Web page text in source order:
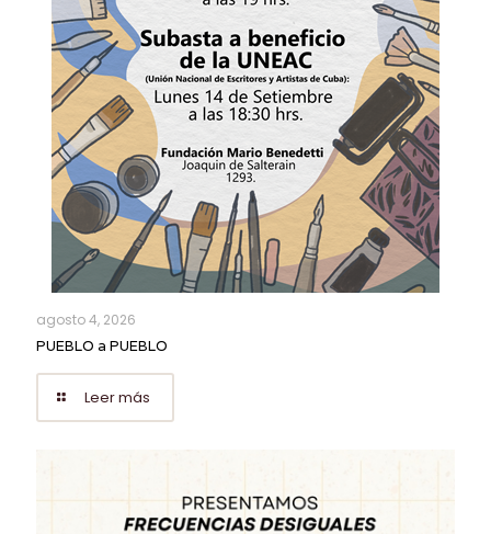
agosto 4, 2026
PUEBLO a PUEBLO
Leer más